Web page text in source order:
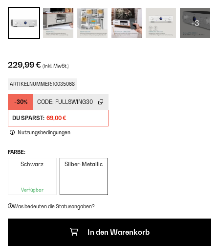
+3
229,99 € (inkl. MwSt.)
ARTIKELNUMMER: 10035068
-30% CODE: FULLSWING30
DU SPARST: 69,00 €
Nutzungsbedingungen
FARBE:
Schwarz
Verfügbar
Silber-Metallic
Was bedeuten die Statusangaben?
In den Warenkorb